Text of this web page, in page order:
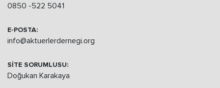
0850 -522 5041
E-POSTA:
info@aktuerlerdernegi.org
SİTE SORUMLUSU:
Doğukan Karakaya